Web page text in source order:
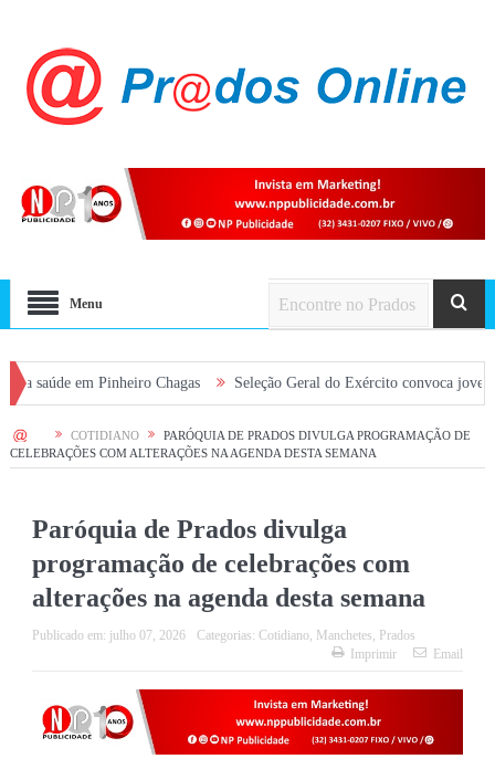
Menu
em Pinheiro Chagas Seleção Geral do Exército convoca jovens alistados
HOME COTIDIANO
PARÓQUIA DE PRADOS DIVULGA PROGRAMAÇÃO DE
CELEBRAÇÕES COM ALTERAÇÕES NA AGENDA DESTA SEMANA
Paróquia de Prados divulga
programação de celebrações com
alterações na agenda desta semana
Publicado em: julho 07, 2026 Categorias: Cotidiano, Manchetes, Prados
Imprimir
Email